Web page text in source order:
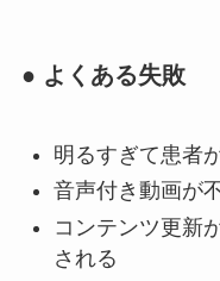
● よくある失敗
明るすぎて患者
音声付き動画が
コンテンツ更新
される